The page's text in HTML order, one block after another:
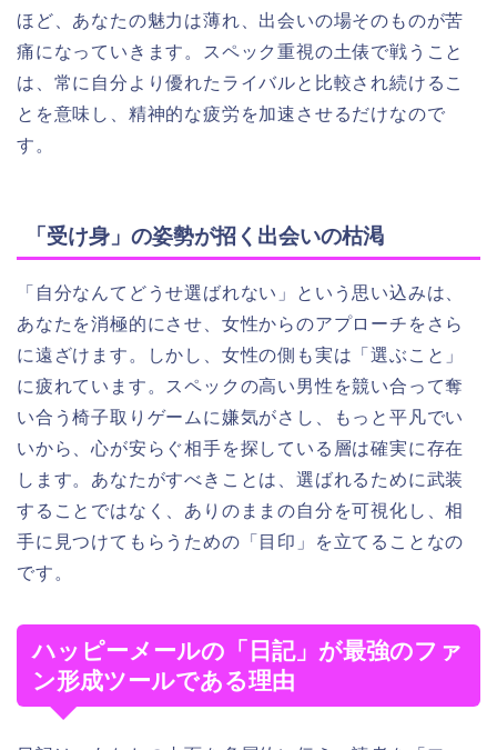
ほど、あなたの魅力は薄れ、出会いの場そのものが苦
痛になっていきます。スペック重視の土俵で戦うこと
は、常に自分より優れたライバルと比較され続けるこ
とを意味し、精神的な疲労を加速させるだけなので
す。
「受け身」の姿勢が招く出会いの枯渇
「自分なんてどうせ選ばれない」という思い込みは、
あなたを消極的にさせ、女性からのアプローチをさら
に遠ざけます。しかし、女性の側も実は「選ぶこと」
に疲れています。スペックの高い男性を競い合って奪
い合う椅子取りゲームに嫌気がさし、もっと平凡でい
いから、心が安らぐ相手を探している層は確実に存在
します。あなたがすべきことは、選ばれるために武装
することではなく、ありのままの自分を可視化し、相
手に見つけてもらうための「目印」を立てることなの
です。
ハッピーメールの「日記」が最強のファ
ン形成ツールである理由